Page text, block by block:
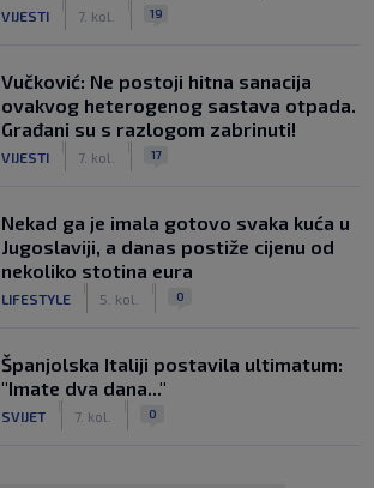
VIJESTI 7. kol. 19
Vučković: Ne postoji hitna sanacija
ovakvog heterogenog sastava otpada.
Građani su s razlogom zabrinuti!
VIJESTI 7. kol. 17
Nekad ga je imala gotovo svaka kuća u
Jugoslaviji, a danas postiže cijenu od
nekoliko stotina eura
LIFESTYLE 5. kol. 0
Španjolska Italiji postavila ultimatum:
"Imate dva dana..."
SVIJET 7. kol. 0